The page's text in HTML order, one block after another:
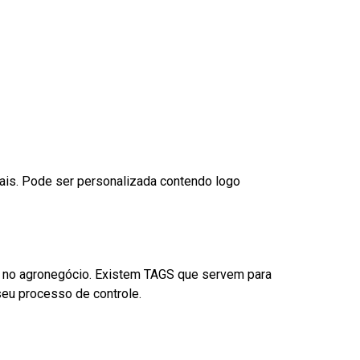
Pode ser personalizada contendo logo
agronegócio. Existem TAGS que servem para
processo de controle.